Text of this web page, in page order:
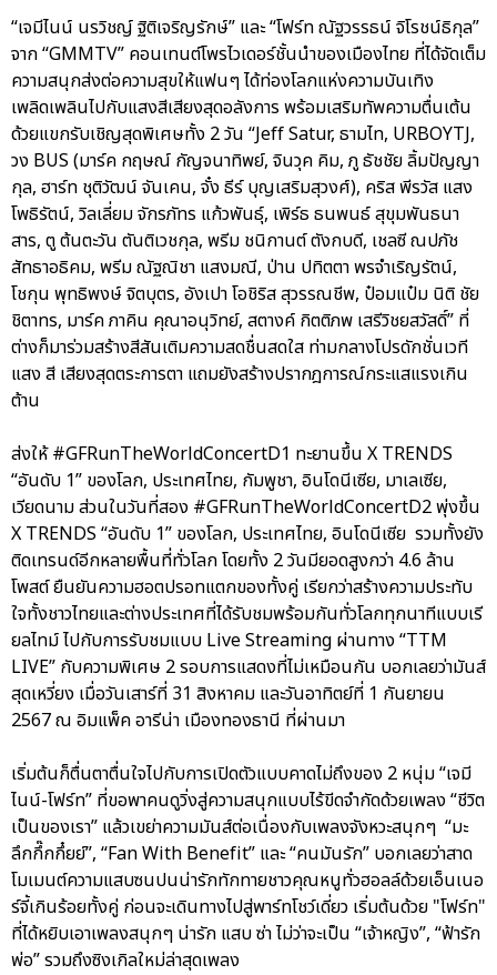
“เจมีไนน์ นรวิชญ์ ฐิติเจริญรักษ์” และ “โฟร์ท ณัฐวรรธน์ จิโรชน์ธิกุล”
จาก “GMMTV” คอนเทนต์โพรไวเดอร์ชั้นนำของเมืองไทย ที่ได้จัดเต็ม
ความสนุกส่งต่อความสุขให้แฟนๆ ได้ท่องโลกแห่งความบันเทิง
เพลิดเพลินไปกับแสงสีเสียงสุดอลังการ พร้อมเสริมทัพความตื่นเต้น
ด้วยแขกรับเชิญสุดพิเศษทั้ง 2 วัน “Jeff Satur, ธามไท, URBOYTJ,
วง BUS (มาร์ค กฤษณ์ กัญจนาทิพย์, จินวุค คิม, ภู ธัชชัย ลิ้มปัญญา
กุล, ฮาร์ท ชุติวัฒน์ จันเคน, จั๋ง ธีร์ บุญเสริมสุวงศ์), คริส พีรวัส แสง
โพธิรัตน์, วิลเลี่ยม จักรภัทร แก้วพันธุ์, เพิร์ธ ธนพนธ์ สุขุมพันธนา
สาร, ตู ต้นตะวัน ตันติเวชกุล, พรีม ชนิกานต์ ตังกบดี, เชลซี ณปภัช
สัทธาอธิคม, พรีม ณัฐณิชา แสงมณี, ป่าน ปทิตตา พรจำเริญรัตน์,
โชกุน พุทธิพงษ์ จิตบุตร, อังเปา โอชิริส สุวรรณชีพ, ป๋อมแป๋ม นิติ ชัย
ชิตาทร, มาร์ค ภาคิน คุณาอนุวิทย์, สตางค์ กิตติภพ เสรีวิชยสวัสดิ์” ที่
ต่างก็มาร่วมสร้างสีสันเติมความสดชื่นสดใส ท่ามกลางโปรดักชั่นเวที
แสง สี เสียงสุดตระการตา แถมยังสร้างปรากฎการณ์กระแสแรงเกิน
ต้าน
ส่งให้ #GFRunTheWorldConcertD1 ทะยานขึ้น X TRENDS
“อันดับ 1” ของโลก, ประเทศไทย, กัมพูชา, อินโดนีเซีย, มาเลเซีย,
เวียดนาม ส่วนในวันที่สอง #GFRunTheWorldConcertD2 พุ่งขึ้น
X TRENDS “อันดับ 1” ของโลก, ประเทศไทย, อินโดนีเซีย รวมทั้งยัง
ติดเทรนด์อีกหลายพื้นที่ทั่วโลก โดยทั้ง 2 วันมียอดสูงกว่า 4.6 ล้าน
โพสต์ ยืนยันความฮอตปรอทแตกของทั้งคู่ เรียกว่าสร้างความประทับ
ใจทั้งชาวไทยและต่างประเทศที่ได้รับชมพร้อมกันทั่วโลกทุกนาทีแบบเรี
ยลไทม์ ไปกับการรับชมแบบ Live Streaming ผ่านทาง “TTM
LIVE” กับความพิเศษ 2 รอบการแสดงที่ไม่เหมือนกัน บอกเลยว่ามันส์
สุดเหวี่ยง เมื่อวันเสาร์ที่ 31 สิงหาคม และวันอาทิตย์ที่ 1 กันยายน
2567 ณ อิมแพ็ค อารีน่า เมืองทองธานี ที่ผ่านมา
เริ่มต้นก็ตื่นตาตื่นใจไปกับการเปิดตัวแบบคาดไม่ถึงของ 2 หนุ่ม “เจมี
ไนน์-โฟร์ท” ที่ขอพาคนดูวิ่งสู่ความสนุกแบบไร้ขีดจำกัดด้วยเพลง “ชีวิต
เป็นของเรา” แล้วเขย่าความมันส์ต่อเนื่องกับเพลงจังหวะสนุกๆ “มะ
ลึกกึ๊กกึ๋ยย์”, “Fan With Benefit” และ “คนมันรัก” บอกเลยว่าสาด
โมเมนต์ความแสบซนปนน่ารักทักทายชาวคุณหนูทั่วฮอลล์ด้วยเอ็นเนอ
ร์จี้เกินร้อยทั้งคู่ ก่อนจะเดินทางไปสู่พาร์ทโชว์เดี่ยว เริ่มต้นด้วย "โฟร์ท"
ที่ได้หยิบเอาเพลงสนุกๆ น่ารัก แสบ ซ่า ไม่ว่าจะเป็น “เจ้าหญิง”, “ฟ้ารัก
พ่อ” รวมถึงซิงเกิลใหม่ล่าสุดเพลง